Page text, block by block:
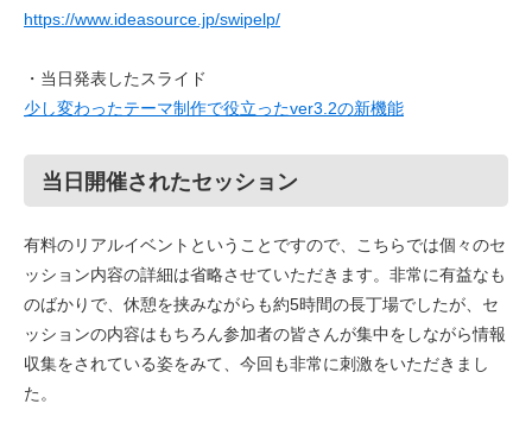
https://www.ideasource.jp/swipelp/
・当日発表したスライド
少し変わったテーマ制作で役立ったver3.2の新機能
当日開催されたセッション
有料のリアルイベントということですので、こちらでは個々のセ
ッション内容の詳細は省略させていただきます。非常に有益なも
のばかりで、休憩を挟みながらも約5時間の長丁場でしたが、セ
ッションの内容はもちろん参加者の皆さんが集中をしながら情報
収集をされている姿をみて、今回も非常に刺激をいただきまし
た。